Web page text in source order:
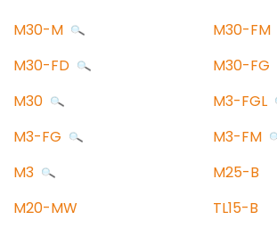
M30-M
M30-FM
M30-FD
M30-FG
M30
M3-FGL
M3-FG
M3-FM
M3
M25-B
M20-MW
TL15-B